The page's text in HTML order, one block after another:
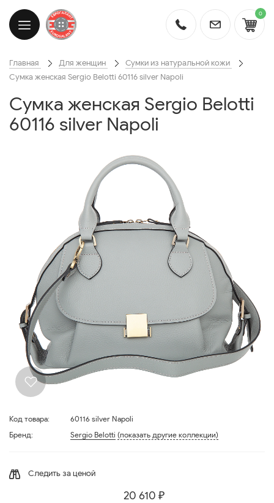
0
Главная Для женщин
Сумки из натуральной кожи
Cумка женская Sergio Belotti 60116 silver Napoli
Cумка женская Sergio Belotti
60116 silver Napoli
Код товара:
60116 silver Napoli
Бренд:
Sergio Belotti (показать другие коллекции)
Следить за ценой
20 610 ₽